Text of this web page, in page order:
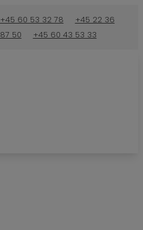
+45 60 53 32 78
+45 22 36
87 50
+45 60 43 53 33